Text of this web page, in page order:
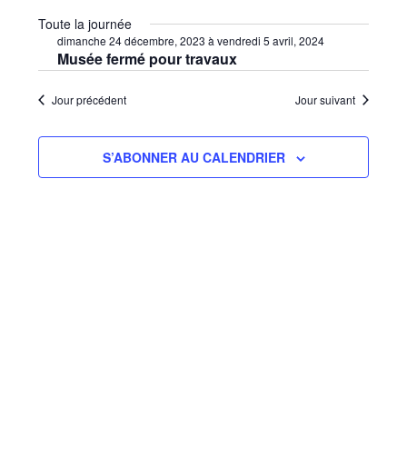
parvues
une
date.
Toute la journée
Musée fermé pour travaux
dimanche 24 décembre, 2023 à vendredi 5 avril, 2024
Jour précédent Jour suivant
S’ABONNER AU CALENDRIER